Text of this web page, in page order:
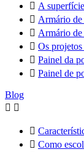
 A
 Armário
 Armário
 Os
 Painel da
 Painel de
Blog
 

 Como